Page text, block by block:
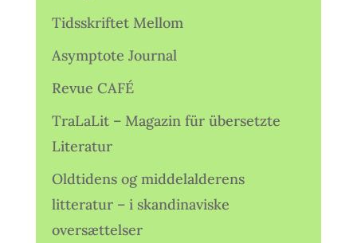
Tidsskriftet Mellom
Asymptote Journal
Revue CAFÉ
TraLaLit – Magazin für übersetzte
Literatur
Oldtidens og middelalderens
litteratur – i skandinaviske
oversættelser